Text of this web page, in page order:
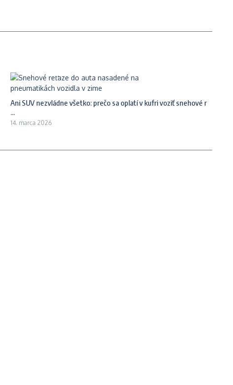
Ani SUV nezvládne všetko: prečo sa oplatí v kufri voziť snehové r
...
14. marca 2026